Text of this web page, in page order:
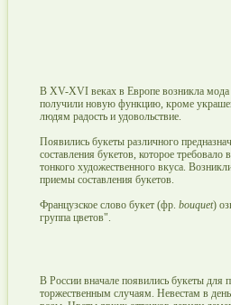
В XV-XVI веках в Европе возникла мода
получили новую функцию, кроме
людям радость и удовольствие.
Появились букеты различного
составления букетов, которое требовало
тонкого художественного вкуса.
приемы составления букетов.
Французское слово букет (фр. bouquet)
группа цветов".
В России вначале появились букеты для
торжественным случаям. Невестам в